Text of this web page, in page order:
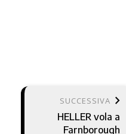
SUCCESSIVA keyboard_arrow_right
HELLER vola a
Farnborough